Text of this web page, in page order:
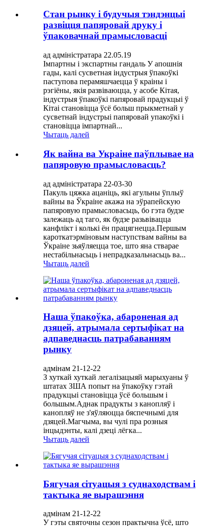
Стан рынку і будучыя тэндэнцыі
развіцця папяровай друку і
ўпаковачнай прамысловасці
ад адміністратара 22.05.19
Імпартны і экспартны гандаль У апошнія
гады, калі сусветная індустрыя ўпакоўкі
паступова перамяшчаецца ў краіны і
рэгіёны, якія развіваюцца, у асобе Кітая,
індустрыя ўпакоўкі папяровай прадукцыі ў
Кітаі становіцца ўсё больш прыкметнай у
сусветнай індустрыі папяровай упакоўкі і
становіцца імпартнай...
Чытаць далей
Як вайна ва Украіне паўплывае на
папяровую прамысловасць?
ад адміністратара 22-03-30
Пакуль цяжка ацаніць, які агульны ўплыў
вайны ва Ўкраіне акажа на эўрапейскую
папяровую прамысловасьць, бо гэта будзе
залежаць ад таго, як будзе разьвівацца
канфлікт і колькі ён працягнецца.Першым
кароткатэрміновым наступствам вайны ва
Ўкраіне зьяўляецца тое, што яна стварае
нестабільнасьць і непрадказальнасьць ва...
Чытаць далей
Наша ўпакоўка, абароненая ад
дзяцей, атрымала сертыфікат на
адпаведнасць патрабаванням
рынку
адмінам 21-12-22
З хуткай хуткай легалізацыяй марыхуаны ў
штатах ЗША попыт на ўпакоўку гэтай
прадукцыі становіцца ўсё большым і
большым.Аднак прадукты з канопляў і
канопляў не з'яўляюцца бяспечнымі для
дзяцей.Магчыма, вы чулі пра розныя
інцыдэнты, калі дзеці лёгка...
Чытаць далей
Бягучая сітуацыя з суднаходствам і
тактыка яе вырашэння
адмінам 21-12-22
У гэты святочны сезон практычна ўсё, што